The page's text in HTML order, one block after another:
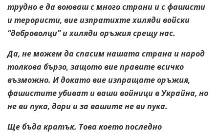
трудно е да воюваш с много страни и с фашисти
и терористи, вие изпратихте хиляди войски
“доброволци” и хиляди оръжия срещу нас.
Да, не можем да спасим нашата страна и народ
толкова бързо, защото вие правите всичко
възможно. И докато вие изпращате оръжия,
фашистите убиват и ваши войници в Украйна, но
не ви пука, дори и за вашите не ви пука.
Ще бъда кратък. Това което последно